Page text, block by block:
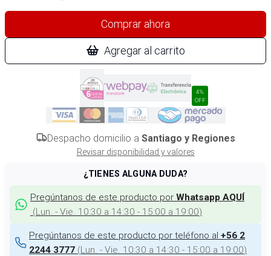
Comprar ahora
Agregar al carrito
4%
OFF
Despacho domicilio a Santiago y Regiones
Revisar disponibilidad y valores
¿TIENES ALGUNA DUDA?
Pregúntanos de este producto por Whatsapp AQUÍ
(Lun. - Vie. 10:30 a 14:30 - 15:00 a 19:00)
Pregúntanos de este producto por teléfono al +56 2
2244 3777 (Lun. - Vie. 10:30 a 14:30 - 15:00 a 19:00)